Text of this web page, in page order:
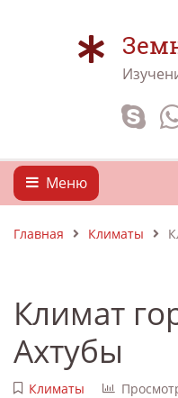
Меню
Главная Климаты
Климат
Ахтубы
Климаты